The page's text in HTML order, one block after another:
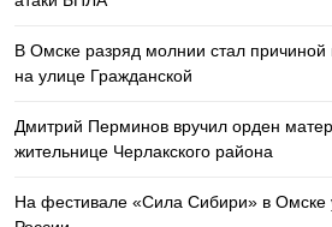
В Омске разряд молнии стал
на улице Гражданской
Дмитрий Перминов вручил орден
жительнице Черлакского района
На фестивале «Сила Сибири» в Омске